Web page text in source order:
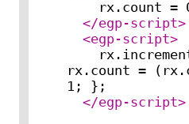
</egp-script>
<egp-script>
rx.count =
1; };
</egp-script>